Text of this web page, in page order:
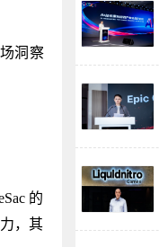
洞察
的
，其